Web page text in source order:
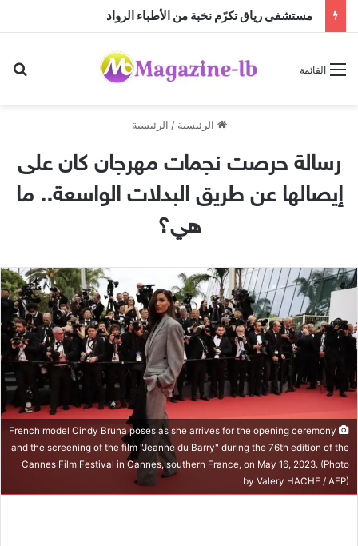
مستشفى رياق تكرّم نخبة من الأطباء الرواد
القائمة
الرئيسية / الرئيسية
رسالة حرصت نجمات مهرجان كان على
إيصالها عن طريق البدلات الواسعة.. ما
هي؟
French model Cindy Bruna poses as she arrives for the opening ceremony
and the screening of the film "Jeanne du Barry" during the 76th edition of the
Cannes Film Festival in Cannes, southern France, on May 16, 2023. (Photo
by Valery HACHE / AFP)